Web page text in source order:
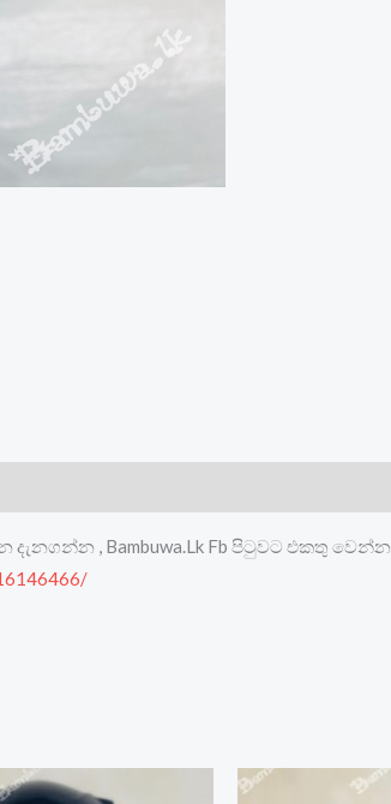
, Bambuwa.Lk Fb පිටුවට එකතු වෙන්න